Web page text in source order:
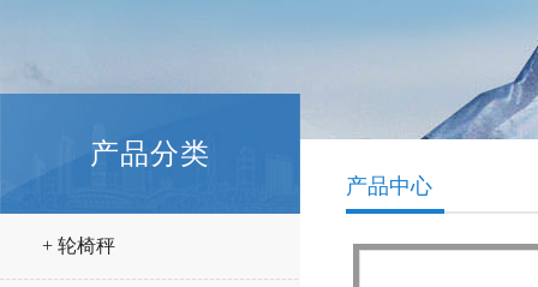
产品分类
+ 轮椅秤
产品中心